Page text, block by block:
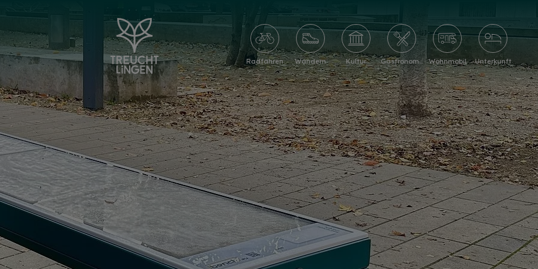
Radfahren Wandern Kultur Gastronomie Wohnmobil Unterkunft